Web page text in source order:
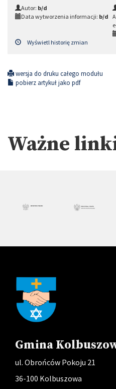
Autor: b/d
Data wytworzenia informacji: b/d
Wyświetl historię zmian
wersja do druku całego modułu
pobierz artykuł jako pdf
Ważne
Gmina
ul. Obrońców Pokoju 21
36-100 Kolbuszowa